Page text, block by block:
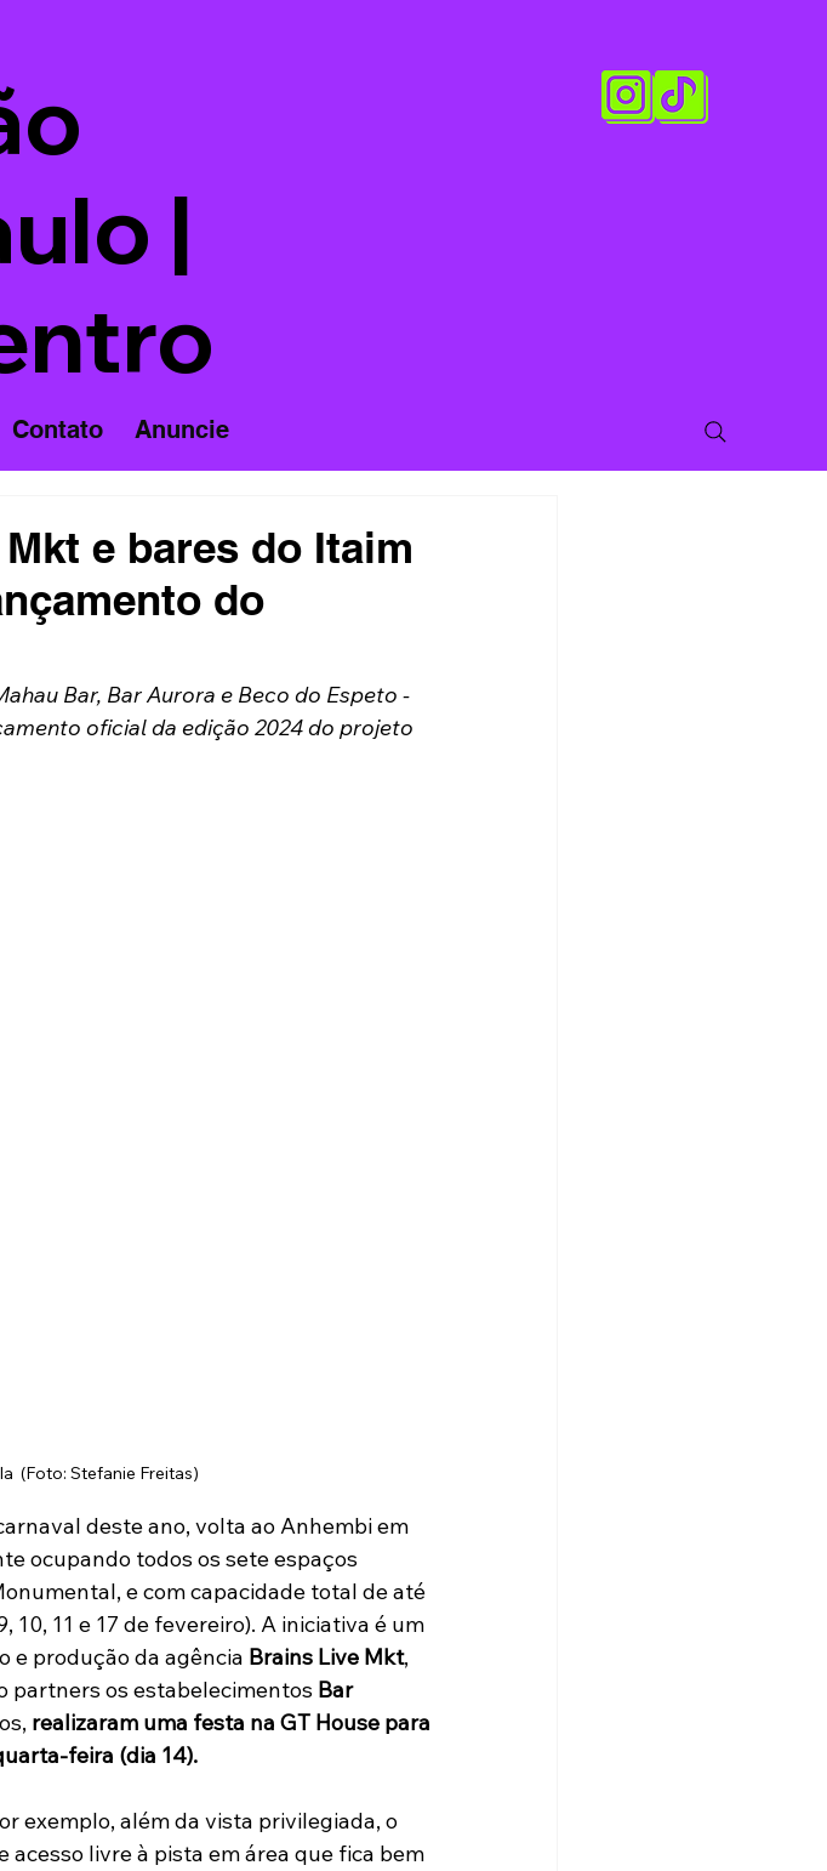
|
Contato Anuncie
e bares do Itaim
do
Bar, Bar Aurora e Beco do Espeto -
oficial da edição 2024 do projeto
(Foto: Stefanie Freitas)
deste ano, volta ao Anhembi em
ocupando todos os sete espaços
e com capacidade total de até
10, 11 e 17 de fevereiro). A iniciativa é um
e produção da agência Brains Live Mkt,
partners os estabelecimentos Bar
realizaram uma festa na GT House para
feira (dia 14).
exemplo, além da vista privilegiada, o
livre à pista em área que fica bem